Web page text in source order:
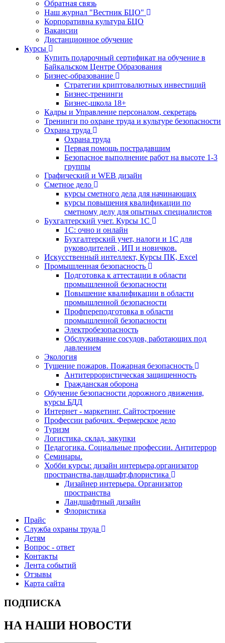
Обратная связь
Наш журнал "Вестник БЦО"
Корпоративна культура БЦО
Вакансии
Дистанционное обучение
Курсы
Купить подарочный сертификат на обучение в
Байкальском Центре Образования
Бизнес-образование
Стратегии криптовалютных инвестиций
Бизнес-тренинги
Бизнес-школа 18+
Кадры и Управление персоналом, секретарь
Тренинги по охране труда и культуре безопасности
Охрана труда
Охрана труда
Первая помощь пострадавшим
Безопасное выполнение работ на высоте 1-3
группы
Графический и WEB дизайн
Сметное дело
курсы сметного дела для начинающих
курсы повышения квалификации по
сметному делу для опытных специалистов
Бухгалтерский учет. Курсы 1С
1С: очно и онлайн
Бухгалтерский учет, налоги и 1С для
руководителей , ИП и новичков.
Искусственный интеллект, Курсы ПК, Excel
Промышленная безопасность
Подготовка к аттестации в области
промышленной безопасности
Повышение квалификации в области
промышленной безопасности
Профпереподготовка в области
промышленной безопасности
Электробезопасность
Обслуживание сосудов, работающих под
давлением
Экология
Тушение пожаров. Пожарная безопасность
Антитеррористическая защищенность
Гражданская оборона
Обучение безопасности дорожного движения,
курсы БДД
Интернет - маркетинг. Сайтостроение
Профессии рабочих. Фермерское дело
Туризм
Логистика, склад, закупки
Педагогика. Социальные профессии. Антитеррор
Семинары.
Хобби курсы: дизайн интерьера,организатор
пространства,ландшафт,флористика
Дизайнер интерьера. Организатор
пространства
Ландшафтный дизайн
Флористика
Прайс
Служба охраны труда
Детям
Вопрос - ответ
Контакты
Лента событий
Отзывы
Карта сайта
ПОДПИСКА
НА НАШИ НОВОСТИ